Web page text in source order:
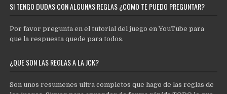
SI TENGO DUDAS CON ALGUNAS REGLAS ¿CÓMO TE PUEDO PREGUNTAR?
Por favor pregunta en el tutorial del juego en YouTube para
que la respuesta quede para todos.
¿QUÉ SON LAS REGLAS A LA JCK?
Son unos resumenes ultra completos que hago de las reglas de